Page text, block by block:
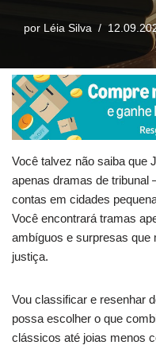
por Léia Silva
Você talvez não saiba que
apenas dramas de
contas em cidades
Você encontrará tramas
ambíguos e surpresas que
justiça.
Vou classificar e resenhar
possa escolher o que
clássicos até joias menos